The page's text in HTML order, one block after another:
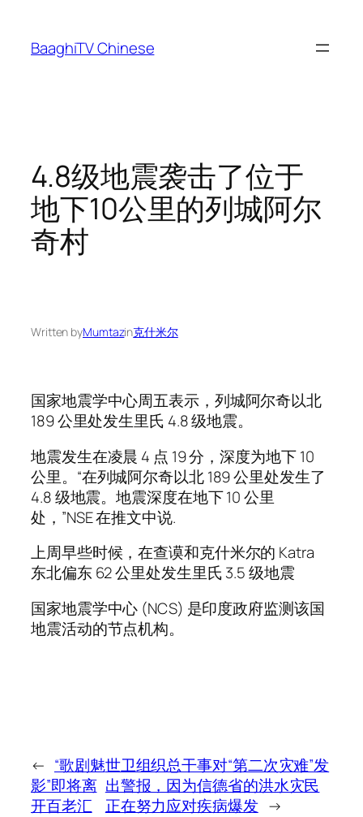
content
BaaghiTV Chinese
4.8级地震袭击了位于
地下10公里的列城阿尔
奇村
Written byMumtazin克什米尔
国家地震学中心周五表示，列城阿尔奇以北
189 公里处发生里氏 4.8 级地震。
地震发生在凌晨 4 点 19 分，深度为地下 10
公里。“在列城阿尔奇以北 189 公里处发生了
4.8 级地震。地震深度在地下 10 公里
处，”NSE 在推文中说.
上周早些时候，在查谟和克什米尔的 Katra
东北偏东 62 公里处发生里氏 3.5 级地震
国家地震学中心 (NCS) 是印度政府监测该国
地震活动的节点机构。
← “歌剧魅
影”即将离
开百老汇
世卫组织总干事对“第二次灾难”发
出警报，因为信德省的洪水灾民
正在努力应对疾病爆发 →